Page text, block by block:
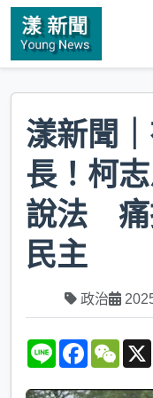
漾新聞
長！柯
說法 痛
民主
政治
L
e
F
e
W
h